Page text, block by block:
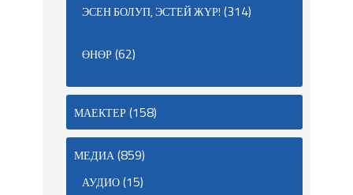
ЭСЕН БОЛУП, ЭСТЕЙ ЖҮР! (314)
ӨНӨР(62)
МАЕКТЕР(158)
МЕДИА(859)
АУДИО(15)